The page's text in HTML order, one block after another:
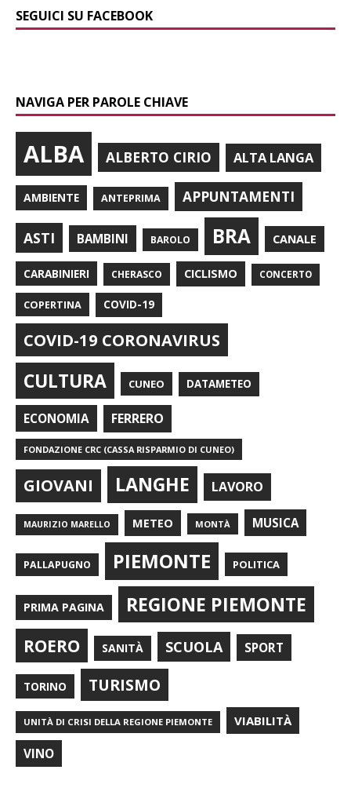
SEGUICI SU FACEBOOK
NAVIGA PER PAROLE CHIAVE
ALBA ALBERTO CIRIO ALTA LANGA
AMBIENTE ANTEPRIMA APPUNTAMENTI
ASTI BAMBINI BAROLO BRA CANALE
CARABINIERI CHERASCO CICLISMO CONCERTO
COPERTINA COVID-19
COVID-19 CORONAVIRUS
CULTURA CUNEO DATAMETEO
ECONOMIA FERRERO
FONDAZIONE CRC (CASSA RISPARMIO DI CUNEO)
GIOVANI LANGHE LAVORO
MAURIZIO MARELLO METEO MONTÀ MUSICA
PALLAPUGNO PIEMONTE POLITICA
PRIMA PAGINA REGIONE PIEMONTE
ROERO SANITÀ SCUOLA SPORT
TORINO TURISMO
UNITÀ DI CRISI DELLA REGIONE PIEMONTE VIABILITÀ
VINO